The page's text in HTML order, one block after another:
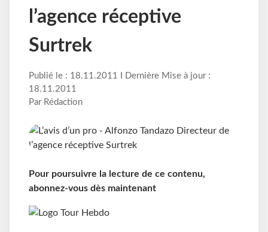
l’agence réceptive
Surtrek
Publié le : 18.11.2011 I Dernière Mise à jour :
18.11.2011
Par Rédaction
Pour poursuivre la lecture de ce contenu,
abonnez-vous dès maintenant